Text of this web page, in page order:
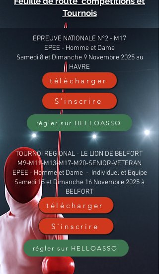
Tournois
EPREUVE NATIONALE N°2 - M17
EPEE - Homme et Dame
Samedi 8 et Dimanche 9 Novembre 2025 au
HAVRE
télécharger
S'inscrire
régler sur HELLOASSO
TOURNOI REGIONAL - LE LION DE BELFORT
M9-M11-M13-M17-M20-SENIOR-VETERAN
EPEE - Homme et Dame - Individuel et Equipe
Samedi 15 et Dimanche 16 Novembre 2025 à
BELFORT
télécharger
S'inscrire
régler sur HELLOASSO